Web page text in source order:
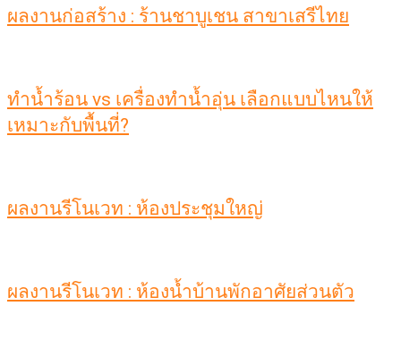
ผลงานก่อสร้าง : ร้านชาบูเชน สาขาเสรีไทย
ทำน้ำร้อน vs เครื่องทำน้ำอุ่น เลือกแบบไหนให้
เหมาะกับพื้นที่?
ผลงานรีโนเวท : ห้องประชุมใหญ่
ผลงานรีโนเวท : ห้องน้ำบ้านพักอาศัยส่วนตัว